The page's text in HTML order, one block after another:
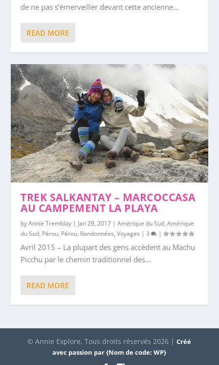
de ne pas s’émerveiller devant cette ancienne...
READ MORE
TREK SALKANTAY – MARCOCCASA
AU CAMPEMENT LA PLAYA
byAnnie Tremblay | Jan 29, 2017 |Amérique du Sud,Amérique
du Sud, Pérou, Pérou, Randonnées,Voyages |3 |
Avril 2015 – La plupart des gens accèdent au Machu
Picchu par le chemin traditionnel des...
READ MORE
© Annie Explore, Tous droits réservés 2026 |Créé
avec passion par {Nom de code: WP}